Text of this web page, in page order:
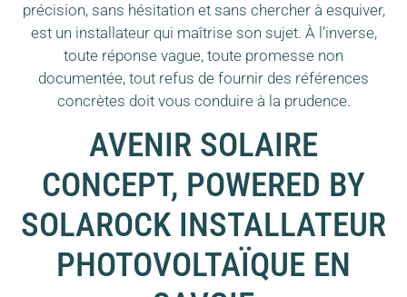
précision, sans hésitation et sans chercher à esquiver,
est un installateur qui maîtrise son sujet. À l’inverse,
toute réponse vague, toute promesse non
documentée, tout refus de fournir des références
concrètes doit vous conduire à la prudence.
AVENIR SOLAIRE
CONCEPT, POWERED BY
SOLAROCK INSTALLATEUR
PHOTOVOLTAÏQUE EN